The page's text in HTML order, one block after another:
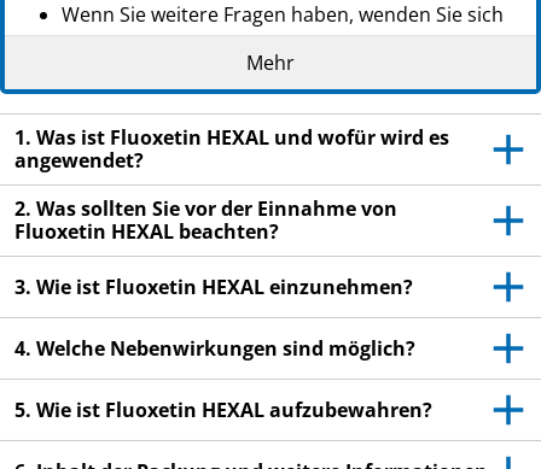
Wenn Sie weitere Fragen haben, wenden Sie sich
an Ihren Arzt oder Apotheker.
Dieses Arzneimittel wurde Ihnen persönlich
verschrieben. Geben Sie es nicht an Dritte weiter.
Es kann anderen Menschen schaden, auch wenn
diese die gleichen Beschwerden haben wie Sie.
Wenn Sie Nebenwirkungen bemerken, wenden Sie
sich an Ihren Arzt oder Apotheker. Dies gilt auch
Packungsbeilage angegeben sind. Siehe Abschnitt
Mehr
1. Was ist Fluoxetin HEXAL und wofür wird es
angewendet?
2. Was sollten Sie vor der Einnahme von
Fluoxetin HEXAL beachten?
3. Wie ist Fluoxetin HEXAL einzunehmen?
4. Welche Nebenwirkungen sind möglich?
5. Wie ist Fluoxetin HEXAL aufzubewahren?